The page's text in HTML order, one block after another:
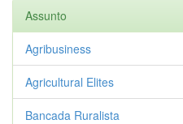
Assunto
Agribusiness
Agricultural Elites
Bancada Ruralista